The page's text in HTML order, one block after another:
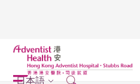
日本語